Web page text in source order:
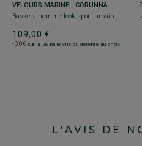
VELOURS MARINE - CORUNNA -
Baskets homme look sport urbain
109,00 €
-30€ sur la 2e paire ville ou détente au choix
L'AVIS DE